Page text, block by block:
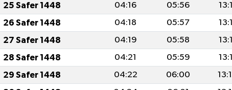
25 Safer 1448 04:16 05:56
26 Safer 1448 04:18 05:57
27 Safer 1448 04:19 05:58
28 Safer 1448 04:21 05:59
29 Safer 1448 04:22 06:00